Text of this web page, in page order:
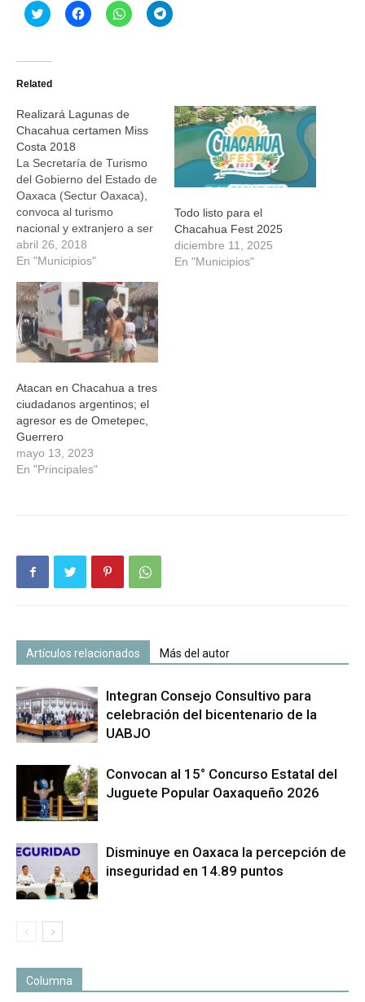
Haz
clic
Twitter
abre
una
ventana
nueva)
Haz
clic
ventana
nueva)
Haz
clic
ventana
nueva)
Haz
clic
una
ventana
nueva)
Related
Realizará Lagunas de
Chacahua certamen Miss
Costa 2018
La Secretaría de Turismo
del Gobierno del Estado de
Oaxaca (Sectur Oaxaca),
convoca al turismo
nacional y extranjero a ser
parte del “Certamen de
Belleza Miss Costa 2018”,
día 28 de abril en Lagunas
de Chacahua. La Bahía
Principal de esta reserva
natural del…
abril 26, 2018
En "Municipios"
Todo listo para el
Chacahua Fest 2025
diciembre 11, 2025
En "Municipios"
Atacan en Chacahua a tres
ciudadanos argentinos; el
agresor es de Ometepec,
Guerrero
mayo 13, 2023
En "Principales"
Artículos relacionados Más del autor
Integran Consejo Consultivo para
celebración del bicentenario de la
UABJO
Convocan al 15° Concurso Estatal del
Juguete Popular Oaxaqueño 2026
Disminuye en Oaxaca la percepción de
inseguridad en 14.89 puntos
Columna